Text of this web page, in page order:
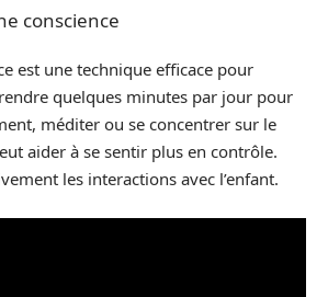
conscience
est une technique efficace pour
quelques minutes par jour pour
méditer ou se concentrer sur le
aider à se sentir plus en contrôle.
les interactions avec l’enfant.